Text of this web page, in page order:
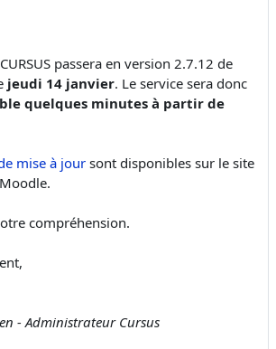
passera en version 2.7.12 de
jeudi 14 janvier. Le service sera donc
quelques minutes à partir de
mise à joursont disponibles sur le site
compréhension.
- Administrateur Cursus